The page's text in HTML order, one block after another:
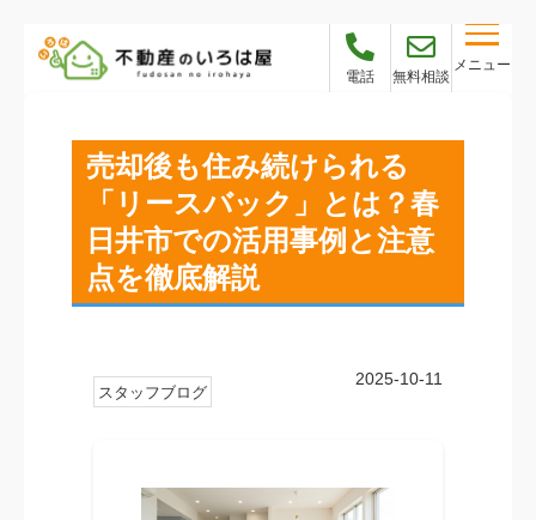
電話 無料相談
メニュー
売却後も住み続けられる
「リースバック」とは？春
日井市での活用事例と注意
点を徹底解説
スタッフブログ
2025-10-11